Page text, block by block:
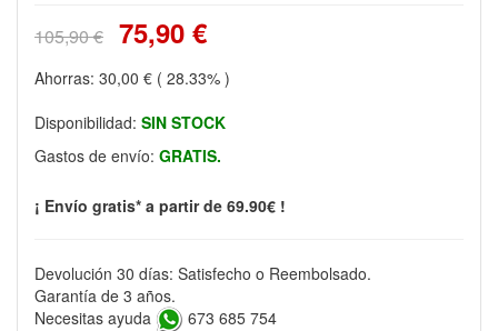
105,90 € 75,90 €
Ahorras: 30,00 € ( 28.33% )
Disponibilidad: SIN STOCK
Gastos de envío: GRATIS.
¡ Envío gratis* a partir de 69.90€ !
Devolución 30 días: Satisfecho o Reembolsado.
Garantía de 3 años.
Necesitas ayuda
673 685 754